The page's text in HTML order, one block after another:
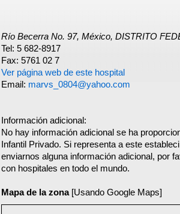
Río Becerra No. 97, México, DISTRITO
Tel: 5 682-8917
Fax: 5761 02 7
Ver página web de este hospital
Email: marvs_0804@yahoo.com
Información adicional:
No hay información adicional se ha
Infantil Privado. Si representa a este
enviarnos alguna información adicional, por
con hospitales en todo el mundo.
Mapa de la zona[Usando Google Maps]